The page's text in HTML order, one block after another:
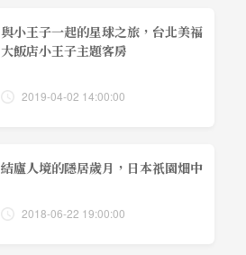
與小王子一起的星球之旅，台北美福
大飯店小王子主題客房
2019-04-02 14:00:00
結廬人境的隱居歲月，日本祇園畑中
2018-06-22 19:00:00